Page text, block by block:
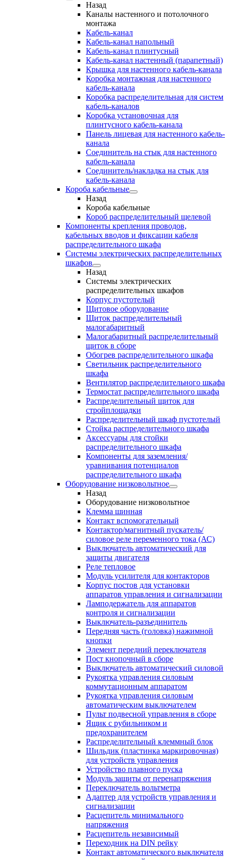
Назад
Каналы настенного и потолочного
монтажа
Кабель-канал
Кабель-канал напольный
Кабель-канал плинтусный
Кабель-канал настенный (парапетный)
Крышка для настенного кабель-канала
Коробка монтажная для настенного
кабель-канала
Коробка распределительная для систем
кабель-каналов
Коробка установочная для
плинтусного кабель-канала
Панель лицевая для настенного кабель-
канала
Соединитель на стык для настенного
кабель-канала
Соединитель/накладка на стык для
кабель-канала
Короба кабельные
Назад
Короба кабельные
Короб распределительный щелевой
Компоненты крепления проводов,
кабельных вводов и фиксации кабеля
распределительного шкафа
Системы электрических распределительных
шкафов
Назад
Системы электрических
распределительных шкафов
Корпус пустотелый
Щитовое оборудование
Щиток распределительный
малогабаритный
Малогабаритный распределительный
щиток в сборе
Обогрев распределительного шкафа
Светильник распределительного
шкафа
Вентилятор распределительного шкафа
Термостат распределительного шкафа
Распределительный щиток для
стройплощадки
Распределительный шкаф пустотелый
Стойка распределительного шкафа
Аксессуары для стойки
распределительного шкафа
Компоненты для заземления/
уравнивания потенциалов
распределительного шкафа
Оборудование низковольтное
Назад
Оборудование низковольтное
Клемма шинная
Контакт вспомогательный
Контактор/магнитный пускатель/
силовое реле переменного тока (АС)
Выключатель автоматический для
защиты двигателя
Реле тепловое
Модуль усилителя для контакторов
Корпус постов для установки
аппаратов управления и сигнализации
Ламподержатель для аппаратов
контроля и сигнализации
Выключатель-разъединитель
Передняя часть (головка) нажимной
кнопки
Элемент передний переключателя
Пост кнопочный в сборе
Выключатель автоматический силовой
Рукоятка управления силовым
коммутационным аппаратом
Рукоятка управления силовым
автоматическим выключателем
Пульт подвесной управления в сборе
Ящик с рубильником и
предохранителем
Распределительный клеммный блок
Шильдик (пластинка маркировочная)
для устройств управления
Устройство плавного пуска
Модуль защиты от перенапряжения
Переключатель вольтметра
Адаптер для устройств управления и
сигнализации
Расцепитель минимального
напряжения
Расцепитель независимый
Переходник на DIN рейку
Контакт автоматического выключателя